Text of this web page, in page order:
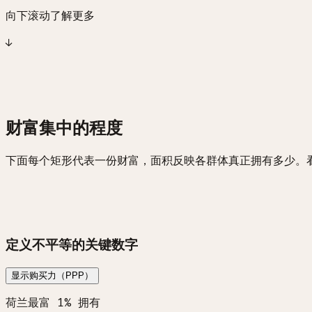
向下滚动了解更多
↓
财富集中的程度
下面每个矩形代表一份财富，面积反映各群体真正拥有多少。
定义不平等的关键数字
显示购买力（PPP）
荷兰最富 1% 拥有